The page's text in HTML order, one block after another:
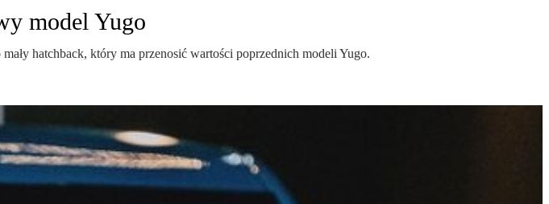
model Yugo
hatchback, który ma przenosić wartości poprzednich modeli Yugo.